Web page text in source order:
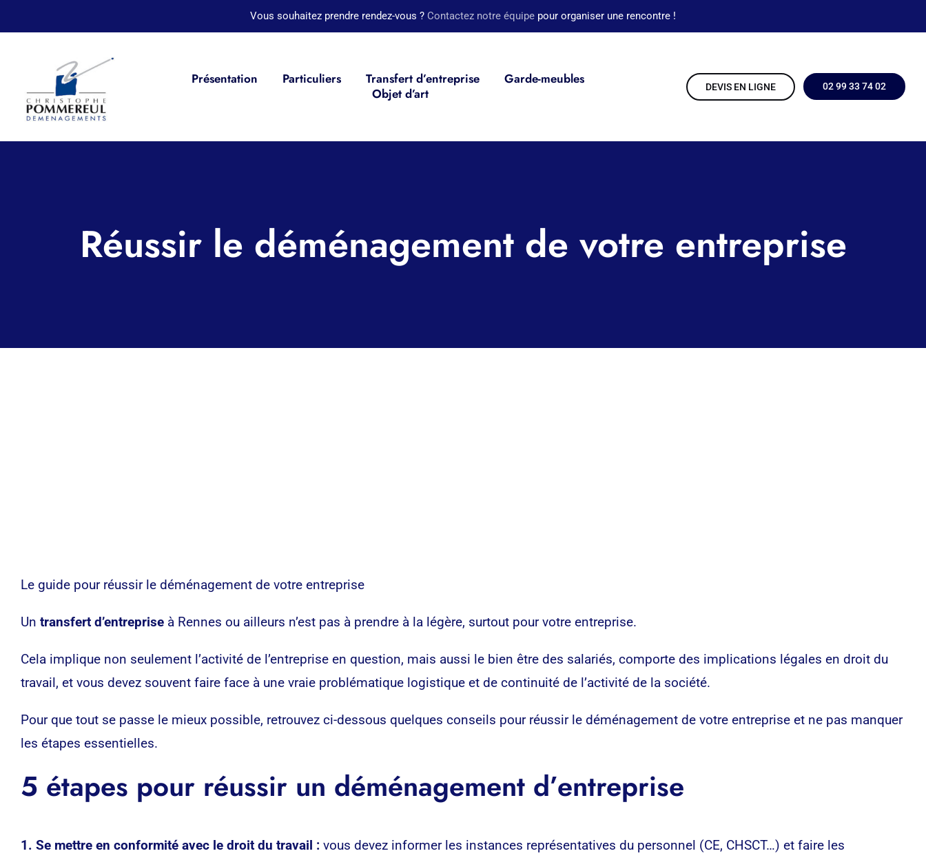
au
Vous souhaitez prendre rendez-vous ? Contactez notre équipe pour organiser une rencontre !
Présentation Particuliers Transfert d’entreprise
Garde-meubles
Objet d’art
DEVIS EN LIGNE 02 99 33 74 02
Réussir le déménagement de votre entreprise
Le guide pour réussir le déménagement de votre entreprise
Un transfert d’entreprise à Rennes ou ailleurs n’est pas à prendre à la légère, surtout pour votre entreprise.
Cela implique non seulement l’activité de l’entreprise en question, mais aussi le bien être des salariés, comporte des implications légales en droit du
travail, et vous devez souvent faire face à une vraie problématique logistique et de continuité de l’activité de la société.
Pour que tout se passe le mieux possible, retrouvez ci-dessous quelques conseils pour réussir le déménagement de votre entreprise et ne pas manquer
les étapes essentielles.
5 étapes pour réussir un déménagement d’entreprise
1. Se mettre en conformité avec le droit du travail : vous devez informer les instances représentatives du personnel (CE, CHSCT…) et faire les